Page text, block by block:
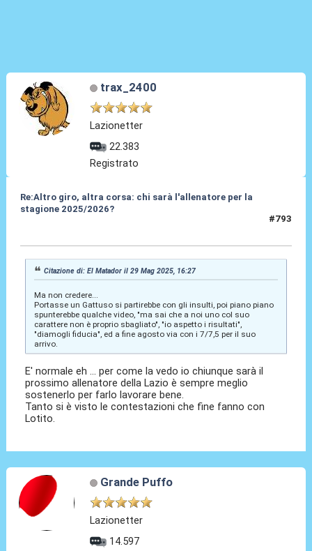
trax_2400
Lazionetter
22.383
Registrato
Re:Altro giro, altra corsa: chi sarà l'allenatore per la
stagione 2025/2026?
#793
Citazione di: El Matador il 29 Mag 2025, 16:27
Ma non credere...
Portasse un Gattuso si partirebbe con gli insulti, poi piano piano
spunterebbe qualche video, "ma sai che a noi uno col suo
carattere non è proprio sbagliato", "io aspetto i risultati",
"diamogli fiducia", ed a fine agosto via con i 7/7,5 per il suo
arrivo.
E' normale eh ... per come la vedo io chiunque sarà il
prossimo allenatore della Lazio è sempre meglio
sostenerlo per farlo lavorare bene.
Tanto si è visto le contestazioni che fine fanno con
Lotito.
Grande Puffo
Lazionetter
14.597